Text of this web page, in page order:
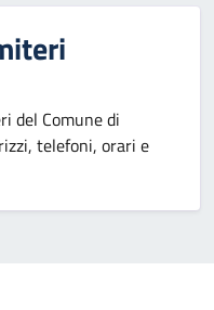
del Comune di
telefoni, orari e